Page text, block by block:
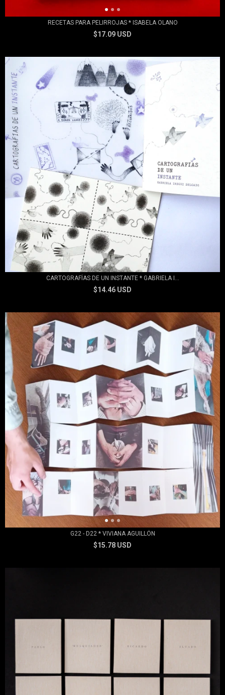
RECETAS PARA PELIRROJAS * ISABELA OLANO
$17.09 USD
CARTOGRAFÍAS DE UN INSTANTE * GABRIELA I...
$14.46 USD
G22 - D22 * VIVIANA AGUILLÓN
$15.78 USD